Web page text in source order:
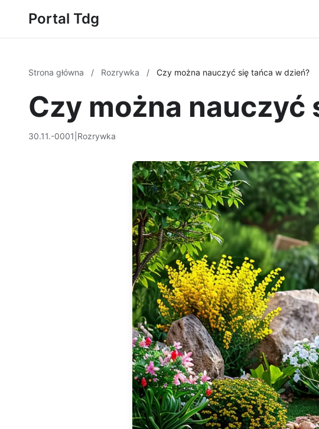
Portal Tdg
Strona główna / Rozrywka / Czy można nauczyć się tańca w dzień?
Czy można nauczyć
30.11.-0001 Rozrywka